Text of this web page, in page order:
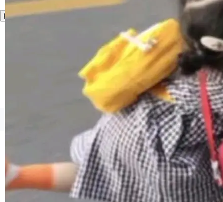
具、读写文件、管理上下文、处理错误、完成闭
环。崔添翼招人的标...
量大小，将能力推进到4K、更精细的真实质感、
更复杂的视觉控制和可持续迭代编辑。 相比 U
1，U1.5-Lite-Preview 在以下方向上带来了显著
提升： 原生支持4K图像生成； 更精细的局部纹
理、细节与真实世界质感； 更准确的中英文文字
生成与复杂版式组织； 更稳定的图...
©OSCHINA(OSChina.NET) 京ICP备2025119063号